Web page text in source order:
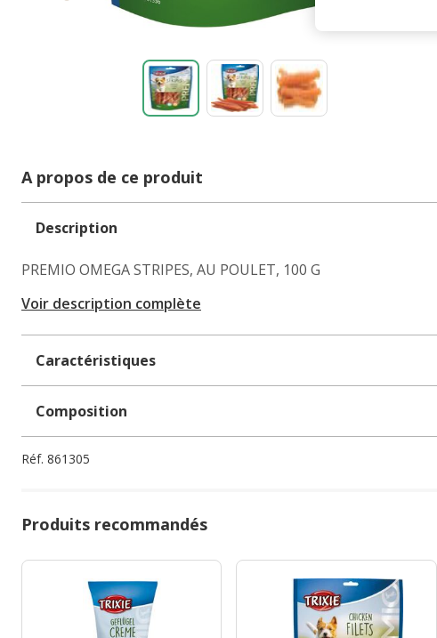
A propos de ce produit
Description
PREMIO OMEGA STRIPES, AU POULET, 100 G
Voir description complète
Caractéristiques
Composition
Réf. 861305
Produits recommandés